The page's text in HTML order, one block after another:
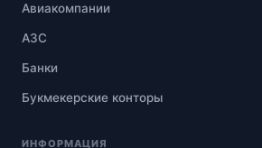
Авиакомпании
АЗС
Банки
Букмекерские конторы
ИНФОРМАЦИЯ